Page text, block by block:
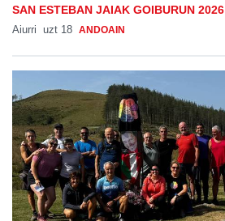
SAN ESTEBAN JAIAK GOIBURUN 2026
Aiurri uzt 18 ANDOAIN